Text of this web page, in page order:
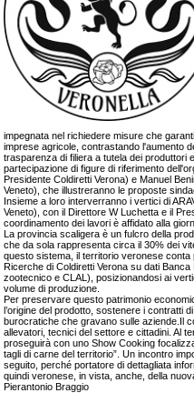
impegnata nel richiedere misure che
imprese agricole, contrastando l'aumento
trasparenza di filiera a tutela dei produttori
partecipazione di figure di riferimento
Presidente Coldiretti Verona) e Manuel
Veneto), che illustreranno le proposte
Insieme a loro interverranno i vertici di
Veneto), con il Direttore W Luchetta e il
coordinamento dei lavori è affidato alla
La provincia scaligera è un fulcro della
che da sola rappresenta circa il 30% dei
questo sistema, il territorio veronese conta
Ricerche di Coldiretti Verona su dati
zootecnico e CLAL), posizionandosi ai
volume di produzione.
Per preservare questo patrimonio
l’origine del prodotto, sostenere i contratti
burocratiche che gravano sulle aziende.Il
allevatori, tecnici del settore e cittadini. Al
proseguirà con uno Show Cooking
tagli di carne del territorio”. Un incontro
seguito, perché portatore di dettagliata
quindi veronese, in vista, anche, della
Pierantonio Braggio